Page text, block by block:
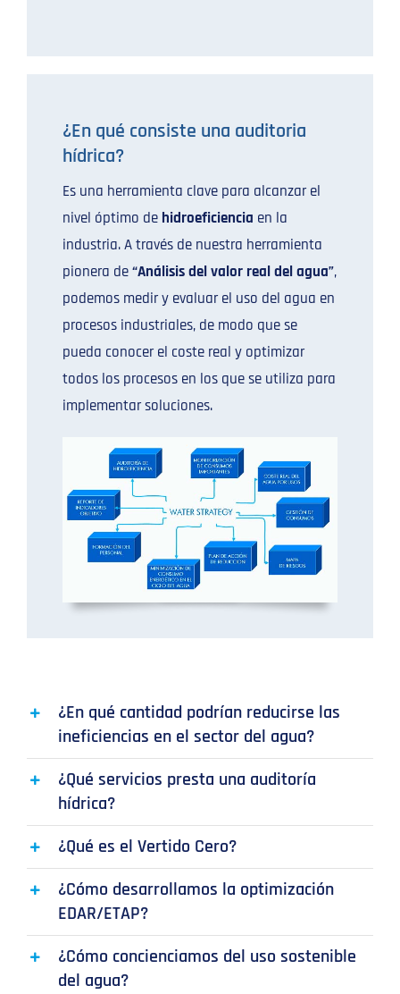
¿En qué consiste una auditoria
hídrica?
Es una herramienta clave para alcanzar el
nivel óptimo de hidroeficiencia en la
industria. A través de nuestra herramienta
pionera de“Análisis del valor real del agua”,
podemos medir y evaluar el uso del agua en
procesos industriales, de modo que se
pueda conocer el coste real y optimizar
todos los procesos en los que se utiliza para
implementar soluciones.
¿En qué cantidad podrían reducirse las
ineficiencias en el sector del agua?
¿Qué servicios presta una auditoría
hídrica?
¿Qué es el Vertido Cero?
¿Cómo desarrollamos la optimización
EDAR/ETAP?
¿Cómo concienciamos del uso sostenible
del agua?